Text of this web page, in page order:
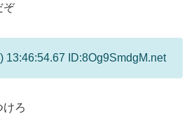
ぞ
13:46:54.67 ID:8Og9SmdgM.net
けろ